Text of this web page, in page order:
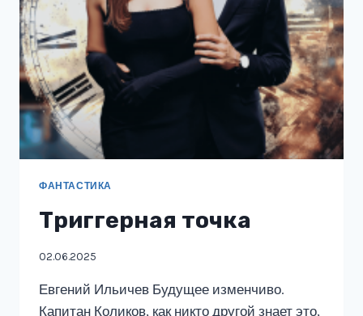
ФАНТАСТИКА
Триггерная точка
02.06.2025
Евгений Ильичев Будущее изменчиво.
Капитан Коликов, как никто другой знает это,